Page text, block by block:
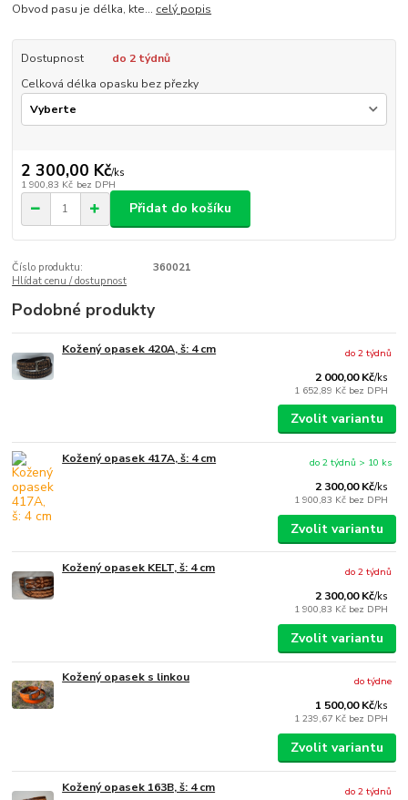
Obvod pasu je délka, kte... celý popis
Dostupnost
do 2 týdnů
Celková délka opasku bez přezky
2 300,00 Kč/ks
1 900,83 Kč bez DPH
Přidat do košíku
Číslo produktu:
360021
Hlídat cenu / dostupnost
Podobné produkty
Kožený opasek 420A, š: 4 cm
2 000,00 Kč/ks
1 652,89 Kč bez DPH
do 2 týdnů
Zvolit variantu
Kožený opasek 417A, š: 4 cm
2 300,00 Kč/ks
1 900,83 Kč bez DPH
do 2 týdnů > 10 ks
Zvolit variantu
Kožený opasek KELT, š: 4 cm
2 300,00 Kč/ks
1 900,83 Kč bez DPH
do 2 týdnů
Zvolit variantu
Kožený opasek s linkou
1 500,00 Kč/ks
1 239,67 Kč bez DPH
do týdne
Zvolit variantu
Kožený opasek 163B, š: 4 cm
do 2 týdnů